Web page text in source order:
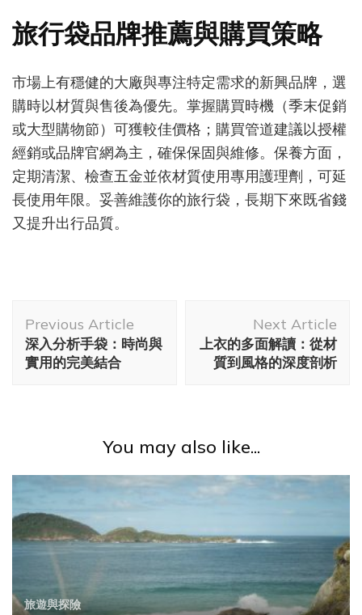
旅行袋品牌推薦與購買策略
市場上有穩健的大廠與專注特定需求的新興品牌，選
購時以材質與售後為優先。掌握購買時機（季末促銷
或大型購物節）可獲較佳價格；購買管道建議以授權
經銷或品牌官網為主，確保保固與維修。保養方面，
定期清潔、檢查五金並依材質使用專用護理劑，可延
長使用年限。妥善維護你的旅行袋，長期下來既省錢
又提升出行品質。
Navigation
Previous Article
深入分析手袋：時尚與
實用的完美結合
Next Article
上衣的多面解讀：從材
質到風格的深度剖析
You may also like...
旅遊與探險